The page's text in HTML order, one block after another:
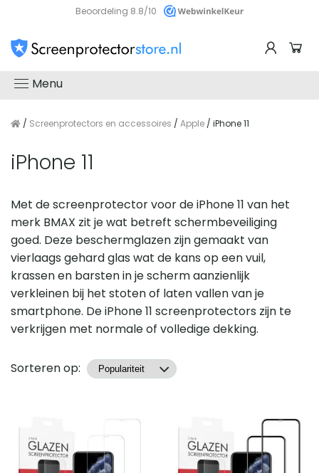
Beoordeling 8.8/10
Menu
/ Screenprotectors en accessoires / Apple / iPhone 11
iPhone 11
Met de screenprotector voor de iPhone 11 van het
merk BMAX zit je wat betreft schermbeveiliging
goed. Deze beschermglazen zijn gemaakt van
vierlaags gehard glas wat de kans op een vuil,
krassen en barsten in je scherm aanzienlijk
verkleinen bij het stoten of laten vallen van je
smartphone. De iPhone 11 screenprotectors zijn te
verkrijgen met normale of volledige dekking.
Producten
Sorteren op: